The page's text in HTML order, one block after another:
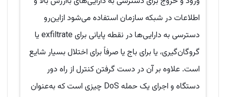
اطلاعات در شبکه سازمان استفاده می‌شود ازاین‌رو
دسترسی به دارایی‌ها در نقطه پایانی برای exfiltrate یا
گروگان‌گیری، یا برای باج یا صرفاً برای اختلال بسیار شایع
است. علاوه بر آن در دست گرفتن کنترل از راه دور
دستگاه و اجرای یک حمله DoS چیزی است که به‌عنوان